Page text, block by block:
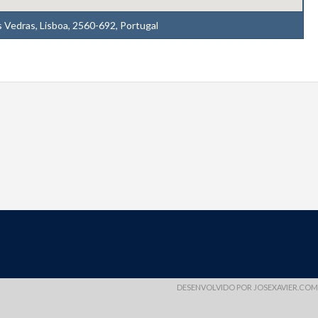
Lisboa, 2560-692, Portugal
DESENVOLVIDO POR JOSEXAVIER.COM